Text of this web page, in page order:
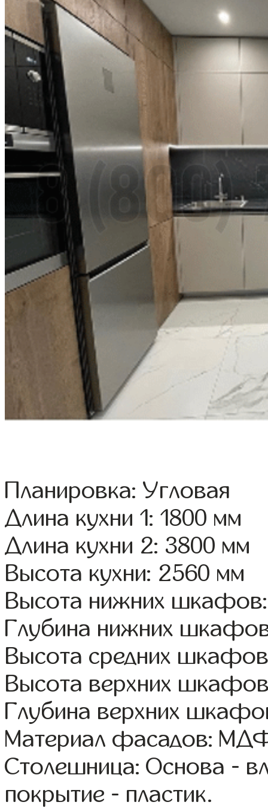
Планировка: Угловая
Длина кухни 1: 1800 мм
Длина кухни 2: 3800 мм
Высота кухни: 2560 мм
Высота нижних
Глубина нижних
Высота средних
Высота верхних
Глубина верхних
Материал фасадов:
Столешница: Основа -
покрытие - пластик.